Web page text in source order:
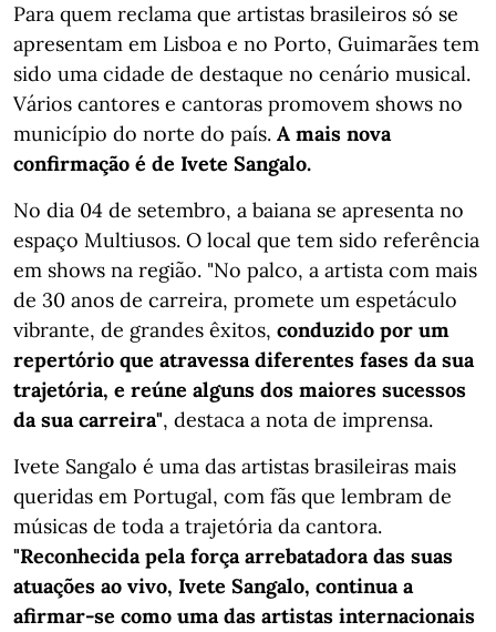
Para quem reclama que artistas brasileiros só se
apresentam em Lisboa e no Porto, Guimarães tem
sido uma cidade de destaque no cenário musical.
Vários cantores e cantoras promovem shows no
município do norte do país. A mais nova
confirmação é de Ivete Sangalo.
No dia 04 de setembro, a baiana se apresenta no
espaço Multiusos. O local que tem sido referência
em shows na região. "No palco, a artista com mais
de 30 anos de carreira, promete um espetáculo
vibrante, de grandes êxitos, conduzido por um
repertório que atravessa diferentes fases da sua
trajetória, e reúne alguns dos maiores sucessos
da sua carreira", destaca a nota de imprensa.
Ivete Sangalo é uma das artistas brasileiras mais
queridas em Portugal, com fãs que lembram de
músicas de toda a trajetória da cantora.
"Reconhecida pela força arrebatadora das suas
atuações ao vivo, Ivete Sangalo, continua a
afirmar-se como uma das artistas internacionais